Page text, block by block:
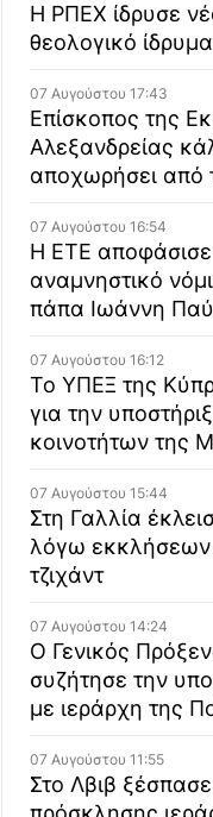
Η ΡΠΕΧ ίδρυσε
θεολογικό
07 Αυγούστου 17:43
Επίσκοπος της
Αλεξανδρείας
αποχωρήσει από
07 Αυγούστου 16:54
Η ΕΤΕ
αναμνηστικό
πάπα Ιωάννη
07 Αυγούστου 16:12
Το ΥΠΕΞ της
για την
κοινοτήτων της
07 Αυγούστου 15:44
Στη Γαλλία
λόγω εκκλήσεων
τζιχάντ
07 Αυγούστου 14:24
Ο Γενικός
συζήτησε την
με ιεράρχη της
07 Αυγούστου 11:55
Στο Λβιβ